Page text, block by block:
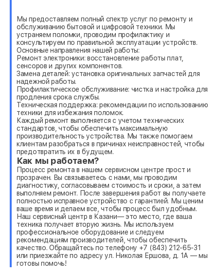
Мы предоставляем полный спектр услуг по ремонту и
обслуживанию бытовой и цифровой техники. Мы
устраняем поломки, проводим профилактику и
консультируем по правильной эксплуатации устройств.
Основные направления нашей работы:
Ремонт электроники: восстановление работы плат,
сенсоров и других компонентов.
Замена деталей: установка оригинальных запчастей для
надежной работы.
Профилактическое обслуживание: чистка и настройка для
продления срока службы.
Техническая поддержка: рекомендации по использованию
техники для избежания поломок.
Каждый ремонт выполняется с учетом технических
стандартов, чтобы обеспечить максимальную
производительность устройства. Мы также помогаем
клиентам разобраться в причинах неисправностей, чтобы
предотвратить их в будущем.
Как мы работаем?
Процесс ремонта в нашем сервисном центре прост и
прозрачен. Вы связываетесь с нами, мы проводим
диагностику, согласовываем стоимость и сроки, а затем
выполняем ремонт. После завершения работ вы получаете
полностью исправное устройство с гарантией. Мы ценим
ваше время и делаем все, чтобы процесс был удобным.
Наш сервисный центр в Казани— это место, где ваша
техника получает вторую жизнь. Мы используем
профессиональное оборудование и следуем
рекомендациям производителей, чтобы обеспечить
качество. Обращайтесь по телефону +7 (843) 212-65-31
или приезжайте по адресу ул. Николая Ершова, д. 1А — мы
готовы помочь!